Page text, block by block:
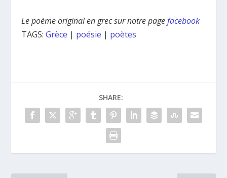
Le poème original en grec sur notre pagefacebook
TAGS:Grèce | poésie | poètes
SHARE: